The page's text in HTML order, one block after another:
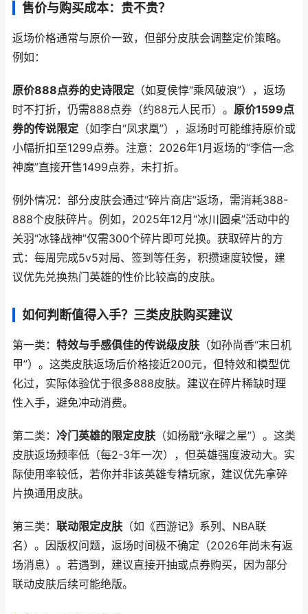
售价与购买成本：贵不贵？
返场价格通常与原价一致，但部分皮肤会调整定价策略。
例如：
原价888点券的史诗限定 （如夏侯惇“乘风破浪”），返场
时不打折，仍需888点券（约88元人民币）。 原价1599点
券的传说限定 （如李白“凤求凰”），返场时可能维持原价或
小幅折扣至1299点券。注意：2026年1月返场的“李信一念
神魔”直接开售1499点券，未打折。
例外情况：部分皮肤会通过“碎片商店”返场，需消耗388-
888个皮肤碎片。例如，2025年12月“冰川圆桌”活动中的
关羽“冰锋战神”仅需300个碎片即可兑换。获取碎片的方
式：每周完成5v5对局、签到等任务，积攒速度较慢，建
议优先兑换热门英雄的性价比较高的皮肤。
如何判断值得入手？三类皮肤购买建议
第一类： 特效与手感俱佳的传说级皮肤 （如孙尚香“末日机
甲”）。这类皮肤返场后价格接近200元，但特效和模型优
化过，实际体验优于很多888皮肤。建议在碎片稀缺时理
性入手，避免冲动消费。
第二类： 冷门英雄的限定皮肤 （如杨戬“永曜之星”）。这类
皮肤返场频率低（每2-3年一次），但英雄强度波动大。实
际使用率较低，若你并非该英雄专精玩家，建议优先拿碎
片换通用皮肤。
第三类： 联动限定皮肤 （如《西游记》系列、NBA联
名）。因版权问题，返场时间极不确定（2026年尚未有返
场消息）。若遇到，建议直接开抽或点券购买，因为部分
联动皮肤后续可能绝版。